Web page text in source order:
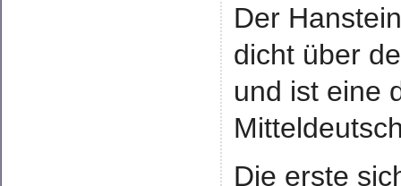
Der
dicht über
und ist eine
Die erste